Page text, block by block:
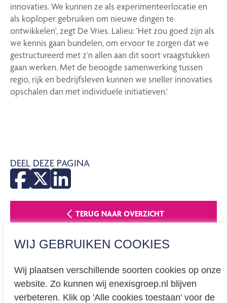
WIJ GEBRUIKEN COOKIES
Wij plaatsen verschillende soorten cookies op onze
website. Zo kunnen wij enexisgroep.nl blijven
verbeteren. Klik op 'Alle cookies toestaan' voor de
innovaties. We kunnen ze als experimenteerlocatie en
als koploper gebruiken om nieuwe dingen te
ontwikkelen', zegt De Vries. Lalieu: 'Het zou goed zijn als
we kennis gaan bundelen, om ervoor te zorgen dat we
gestructureerd met z’n allen aan dit soort vraagstukken
gaan werken. Met de beoogde samenwerking tussen
regio, rijk en bedrijfsleven kunnen we sneller innovaties
opschalen dan met individuele initiatieven.'
DEEL DEZE PAGINA
TERUG NAAR OVERZICHT
Privacy